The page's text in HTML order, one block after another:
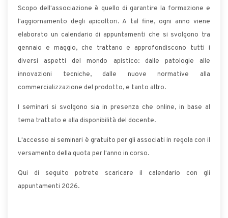
Scopo dell'associazione è quello di garantire la formazione e
l'aggiornamento degli apicoltori. A tal fine, ogni anno viene
elaborato un calendario di appuntamenti che si svolgono tra
gennaio e maggio, che trattano e approfondiscono tutti i
diversi aspetti del mondo apistico: dalle patologie alle
innovazioni tecniche, dalle nuove normative alla
commercializzazione del prodotto, e tanto altro.
I seminari si svolgono sia in presenza che online, in base al
tema trattato e alla disponibilità del docente.
L'accesso ai seminari è gratuito per gli associati in regola con il
versamento della quota per l'anno in corso.
Qui di seguito potrete scaricare il calendario con gli
appuntamenti 2026.